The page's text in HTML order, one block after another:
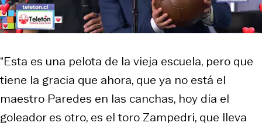
“Esta es una pelota de la vieja escuela, pero que
tiene la gracia que ahora, que ya no está el
maestro Paredes en las canchas, hoy día el
goleador es otro, es el toro Zampedri, que lleva